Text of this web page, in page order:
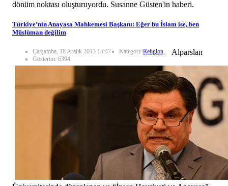
dönüm noktası oluşturuyordu. Susanne Güsten'in haberi.
Türkiye’nin Anayasa Mahkemesi Başkanı: Eğer bu İslam ise, ben
Müslüman değilim
Çarşamba, 18 Aralık 2013 15:47 Kategori: Religion
Gösterim: 6394
Alparslan